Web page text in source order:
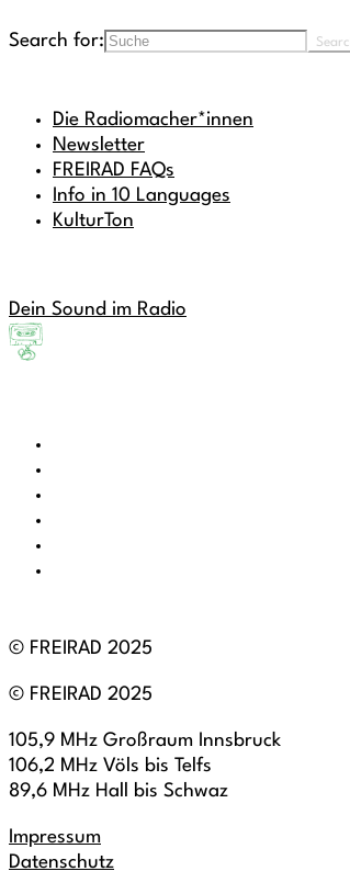
Search for:
Die Radiomacher*innen
Newsletter
FREIRAD FAQs
Info in 10 Languages
KulturTon
Dein Sound im Radio
© FREIRAD 2025
© FREIRAD 2025
105,9 MHz Großraum Innsbruck
106,2 MHz Völs bis Telfs
89,6 MHz Hall bis Schwaz
Impressum
Datenschutz